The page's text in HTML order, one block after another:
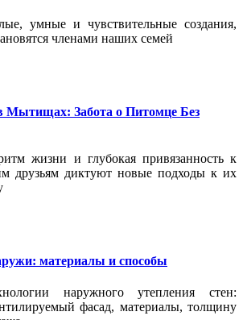
умные и чувствительные создания,
членами наших семей
Мытищах: Забота о Питомце Без
жизни и глубокая привязанность к
друзьям диктуют новые подходы к их
материалы и способы
наружного утепления стен:
фасад, материалы, толщину